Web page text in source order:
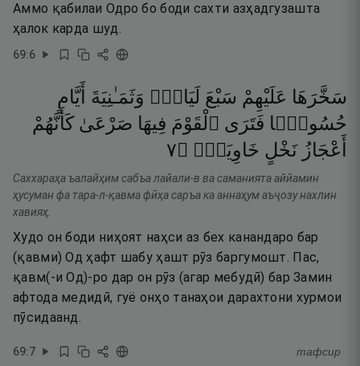
Аммо қабилаи Одро бо боди сахти азҳадгузашта
ҳалок карда шуд.
69:6
سَخَّرَهَا عَلَيْهِمْ سَبْعَ لَيَالٍۢ وَثَمَـٰنِيَةَ أَيَّامٍ
حُسُومًۭا فَتَرَى ٱلْقَوْمَ فِيهَا صَرْعَىٰ كَأَنَّهُمْ
أَعْجَازُ نَخْلٍ خَاوِيَةٍۢ ۝٧
Саххараҳа ъалайҳим сабъа лайали-в ва саманията аййамин
ҳусуман фа тара-л-қавма фӣҳа саръа ка аннаҳум аъҷозу нахлин
хавияҳ.
Худо он боди ниҳоят наҳси аз бех канандаро бар
(қавми) Од ҳафт шабу ҳашт рӯз баргумошт. Пас,
қавм(-и Од)-ро дар он рӯз (агар мебудӣ) бар Замин
афтода медидӣ, гуё онҳо танаҳои дарахтони хурмои
пӯсидаанд.
69:7 тафсир